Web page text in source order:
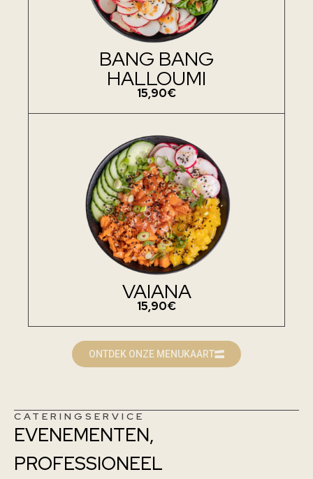
BANG BANG
HALLOUMI
15,90€
VAIANA
15,90€
ONTDEK ONZE MENUKAART
CATERINGSERVICE
EVENEMENTEN,
PROFESSIONEEL